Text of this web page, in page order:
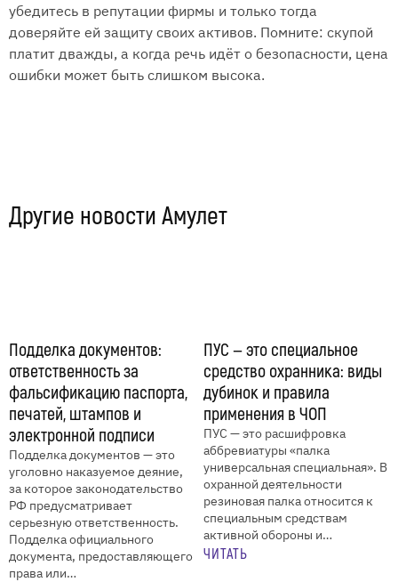
убедитесь в репутации фирмы и только тогда
доверяйте ей защиту своих активов. Помните: скупой
платит дважды, а когда речь идёт о безопасности, цена
ошибки может быть слишком высока.
Другие новости Амулет
Подделка документов:
ответственность за
фальсификацию паспорта,
печатей, штампов и
электронной подписи
Подделка документов — это
уголовно наказуемое деяние,
за которое законодательство
РФ предусматривает
серьезную ответственность.
Подделка официального
документа, предоставляющего
права или…
ПУС — это специальное
средство охранника: виды
дубинок и правила
применения в ЧОП
ПУС — это расшифровка
аббревиатуры «палка
универсальная специальная». В
охранной деятельности
резиновая палка относится к
специальным средствам
активной обороны и…
ЧИТАТЬ